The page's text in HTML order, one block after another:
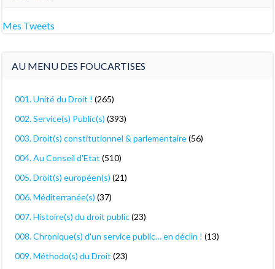
Mes Tweets
AU MENU DES FOUCARTISES
001. Unité du Droit ! (265)
002. Service(s) Public(s) (393)
003. Droit(s) constitutionnel & parlementaire(56)
004. Au Conseil d'Etat (510)
005. Droit(s) européen(s) (21)
006. Méditerranée(s) (37)
007. Histoire(s) du droit public(23)
008. Chronique(s) d'un service public… en déclin ! (13)
009. Méthodo(s) du Droit (23)